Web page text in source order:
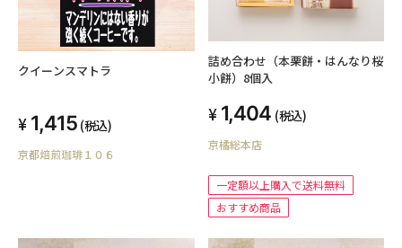
クイーンスマトラ
1,415 (税込)
京都焙煎珈琲１０６
詰め合わせ（本栗餅・はんなり桜
小餅）8個入
1,404 (税込)
京橘総本店
一定額以上購入で送料無料
おすすめ商品